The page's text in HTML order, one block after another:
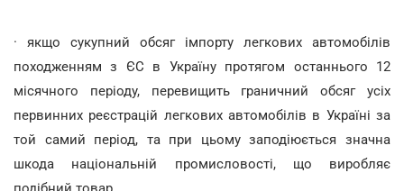
· якщо сукупний обсяг імпорту легкових автомобілів
походженням з ЄС в Україну протягом останнього 12
місячного періоду, перевищить граничний обсяг усіх
первинних реєстрацій легкових автомобілів в Україні за
той самий період, та при цьому заподіюється значна
шкода національній промисловості, що виробляє